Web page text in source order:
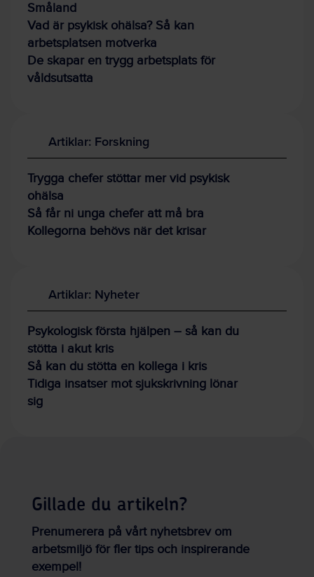
Småland
Vad är psykisk ohälsa? Så kan
arbetsplatsen motverka
De skapar en trygg arbetsplats för
våldsutsatta
Artiklar: Forskning
Trygga chefer stöttar mer vid psykisk
ohälsa
Så får ni unga chefer att må bra
Kollegorna behövs när det krisar
Artiklar: Nyheter
Psykologisk första hjälpen – så kan du
stötta i akut kris
Så kan du stötta en kollega i kris
Tidiga insatser mot sjukskrivning lönar
sig
Gillade du artikeln?
Prenumerera på vårt nyhetsbrev om
arbetsmiljö för fler tips och inspirerande
exempel!